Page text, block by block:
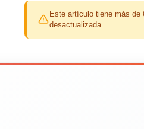
Este artículo tiene más
desactualizada.